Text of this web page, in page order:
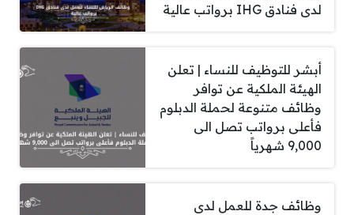
لدى فنادق IHG برواتب عالية
أبشر للتوظيف للنساء | تعلن
الهيئة الملكية عن توافر
وظائف متنوعة لحملة الدبلوم
فأعلى برواتب تصل الى
9,000 شهرياً
وظائف جدة للعمل لدى